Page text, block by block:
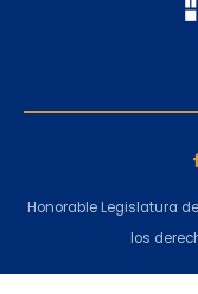
Honorable Legislatura
los